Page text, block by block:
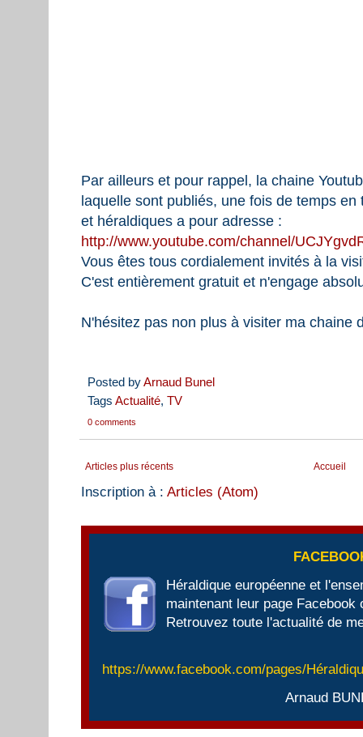
Par ailleurs et pour rappel, la chaine
laquelle sont publiés, une fois de temps
et héraldiques a pour adresse :
http://www.youtube.com/channel/
Vous êtes tous cordialement invités à la
C'est entièrement gratuit et n'engage
N'hésitez pas non plus à visiter ma chaine
Posted byArnaud Bunel
Tags Actualité, TV
0 comments
Articles plus récents Accueil
Inscription à : Articles (Atom)
Héraldique européenne et
maintenant leur page Facebook
Retrouvez toute l'actualité de
https://www.facebook.com/pages/
Arnaud